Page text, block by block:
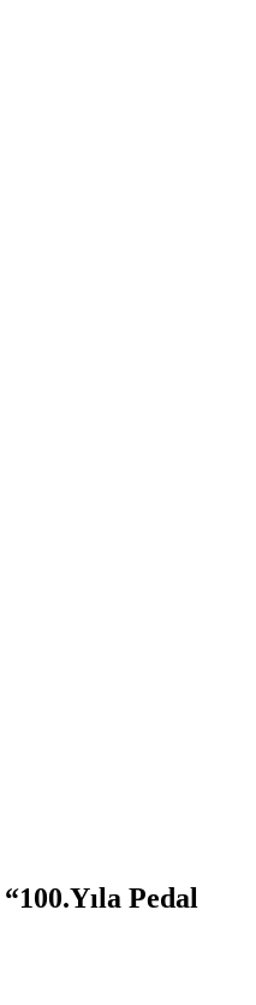
Pedal